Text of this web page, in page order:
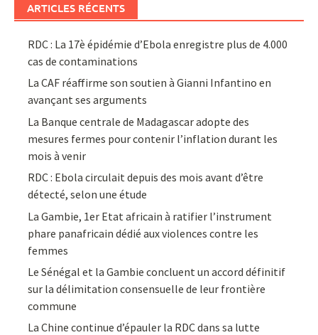
ARTICLES RÉCENTS
RDC : La 17è épidémie d’Ebola enregistre plus de 4.000
cas de contaminations
La CAF réaffirme son soutien à Gianni Infantino en
avançant ses arguments
La Banque centrale de Madagascar adopte des
mesures fermes pour contenir l’inflation durant les
mois à venir
RDC : Ebola circulait depuis des mois avant d’être
détecté, selon une étude
La Gambie, 1er Etat africain à ratifier l’instrument
phare panafricain dédié aux violences contre les
femmes
Le Sénégal et la Gambie concluent un accord définitif
sur la délimitation consensuelle de leur frontière
commune
La Chine continue d’épauler la RDC dans sa lutte